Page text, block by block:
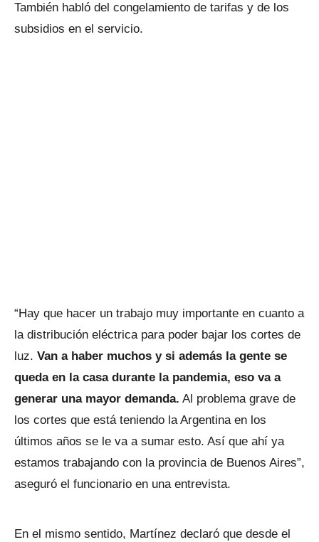
También habló del congelamiento de tarifas y de los
subsidios en el servicio.
“Hay que hacer un trabajo muy importante en cuanto a
la distribución eléctrica para poder bajar los cortes de
luz. Van a haber muchos y si además la gente se
queda en la casa durante la pandemia, eso va a
generar una mayor demanda. Al problema grave de
los cortes que está teniendo la Argentina en los
últimos años se le va a sumar esto. Así que ahí ya
estamos trabajando con la provincia de Buenos Aires”,
aseguró el funcionario en una entrevista.
En el mismo sentido, Martínez declaró que desde el